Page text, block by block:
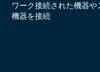
ワーク接続された機器や
機器を接続